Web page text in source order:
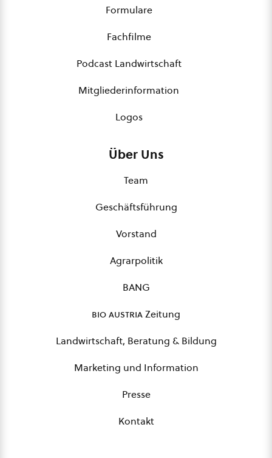
Formulare
Fachfilme
Podcast Landwirtschaft
Mitgliederinformation
Logos
Über Uns
Team
Geschäftsführung
Vorstand
Agrarpolitik
BANG
bio austriaZeitung
Landwirtschaft, Beratung & Bildung
Marketing und Information
Presse
Kontakt